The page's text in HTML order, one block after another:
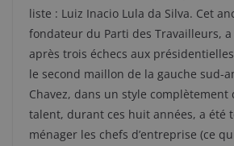
liste : Luiz Inacio Lula da Silva. Cet
fondateur du Parti des Travailleurs, a
après trois échecs aux
le second maillon de la gauche sud-
Chavez, dans un style complètement
talent, durant ces huit années, a été
ménager les chefs d’entreprise (ce